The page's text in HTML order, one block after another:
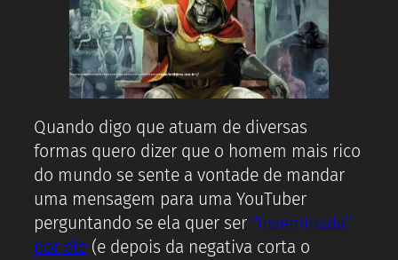
Quando digo que atuam de diversas
formas quero dizer que o homem mais rico
do mundo se sente a vontade de mandar
uma mensagem para uma YouTuber
perguntando se ela quer ser “inseminada”
por ele(e depois da negativa corta o